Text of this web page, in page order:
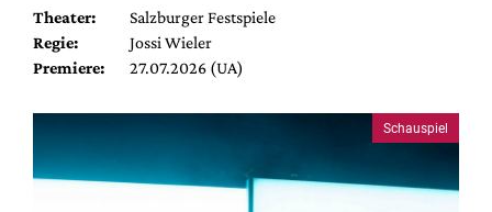
Theater:
Salzburger Festspiele
Regie:
Jossi Wieler
Premiere:
27.07.2026 (UA)
Schauspiel